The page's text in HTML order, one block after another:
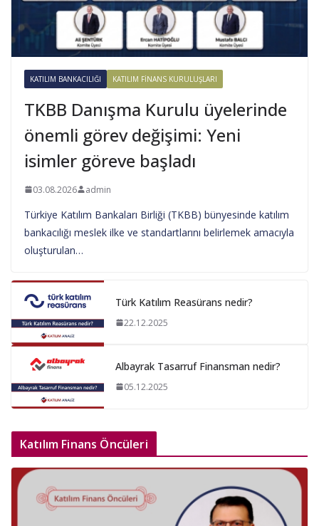
KATILIM BANKACILIĞI KATILIM FINANS KURULUŞLARI
TKBB Danışma Kurulu üyelerinde
önemli görev değişimi: Yeni
isimler göreve başladı
03.08.2026 admin
Türkiye Katılım Bankaları Birliği (TKBB) bünyesinde katılım
bankacılığı meslek ilke ve standartlarını belirlemek amacıyla
oluşturulan…
Türk Katılım Reasürans nedir?
22.12.2025
Albayrak Tasarruf Finansman nedir?
05.12.2025
Katılım Finans Öncüleri